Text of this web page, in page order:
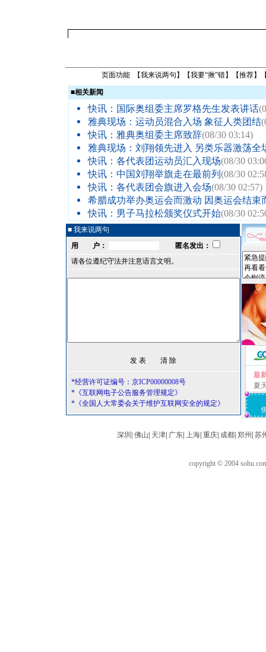
页面功能 【我来说两句 】【我要“揪”错】【推荐】
■相关新闻
快讯：国际奥组委主席罗格先生发表讲话
雅典现场：运动员混合入场 象征人类团结
快讯：雅典奥组委主席致辞(08/30 03:14)
雅典现场：刘翔领先进入 另类乐器激荡全
快讯：各代表团运动员汇入现场(08/30
快讯：中国刘翔举旗走在最前列(08/30
快讯：各代表团会旗进入会场(08/30 02:57)
希腊成功举办奥运会而激动 因奥运会结束
快讯：男子马拉松颁奖仪式开始(08/30
■ 我来说两句
用 户：
匿名发出：
请各位遵纪守法并注意语言文明。
*经营许可证编号：京ICP00000008号
*《互联网电子公告服务管理规定》
*《全国人大常委会关于维护互联网安全的规定》
最
夏
深圳 佛山 天津| 广东| 上海| 重庆| 成都| 郑州 苏
copyright © 2004